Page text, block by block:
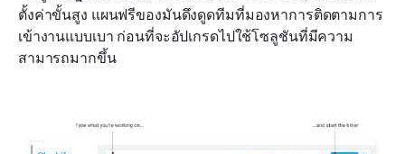
ตั้งค่าขั้นสูง แผนฟรีของมันดึงดูดทีมที่มองหาการติดตามการ
เข้างานแบบเบา ก่อนที่จะอัปเกรดไปใช้โซลูชันที่มีความ
สามารถมากขึ้น